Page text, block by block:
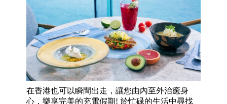
在香港也可以瞬間出走，讓您由內至外治癒身
心，樂享完美的充電假期! 於忙碌的生活中尋找